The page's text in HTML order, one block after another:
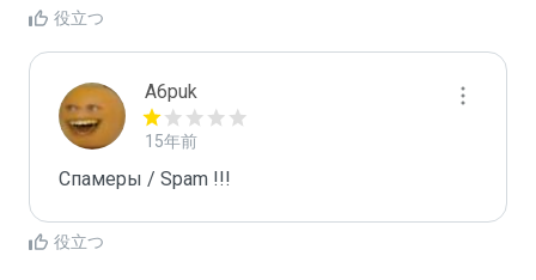
役立つ
A6puk
15年前
Спамеры / Spam !!!
役立つ